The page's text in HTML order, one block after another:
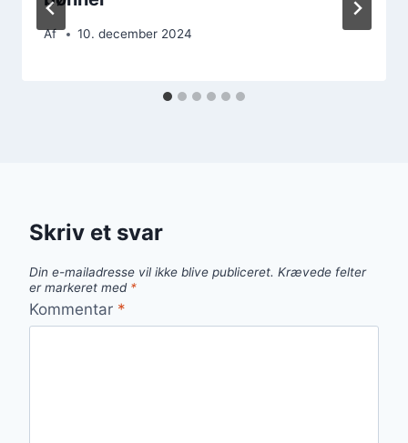
Af 10. december 2024
Skriv et svar
Din e-mailadresse vil ikke blive publiceret. Krævede felter
er markeret med *
Kommentar *